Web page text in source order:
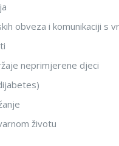
obveza i komunikaciji s
neprimjerene djeci
životu